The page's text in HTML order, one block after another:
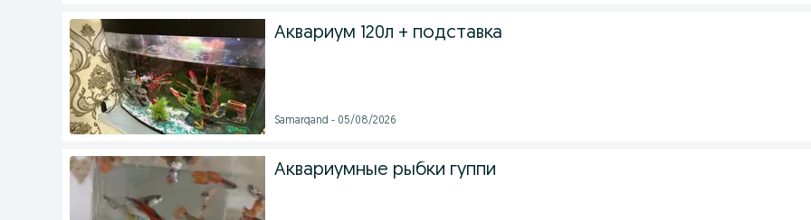
Аквариум 120л + подставка
Samarqand - 05/08/2026
Аквариумные рыбки гуппи